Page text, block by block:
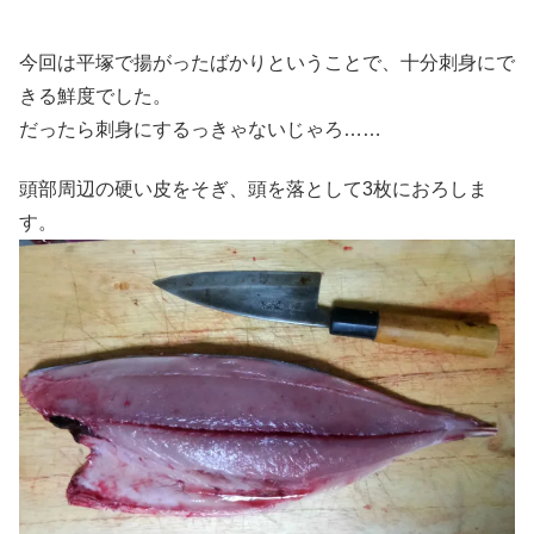
今回は平塚で揚がったばかりということで、十分刺身にで
きる鮮度でした。
だったら刺身にするっきゃないじゃろ……
頭部周辺の硬い皮をそぎ、頭を落として3枚におろしま
す。